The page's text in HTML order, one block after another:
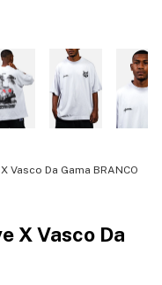
Vasco Da Gama BRANCO
X Vasco Da